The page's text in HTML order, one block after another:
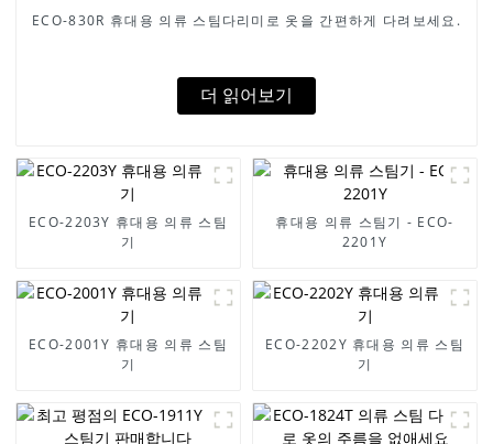
ECO-830R 휴대용 의류 스팀다리미로 옷을 간편하게 다려보세요.
더 읽어보기
ECO-2203Y 휴대용 의류 스팀
기
휴대용 의류 스팀기 - ECO-
2201Y
ECO-2001Y 휴대용 의류 스팀
기
ECO-2202Y 휴대용 의류 스팀
기